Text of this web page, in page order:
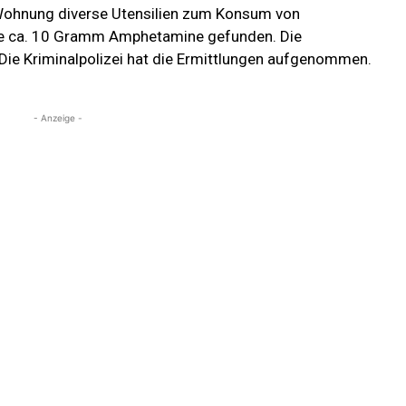
diverse Utensilien zum Konsum von
10 Gramm Amphetamine gefunden. Die
Kriminalpolizei hat die Ermittlungen aufgenommen.
- Anzeige -